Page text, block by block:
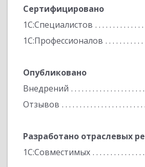
Сертифицировано
1С:Специалистов
1С:Профессионалов
Опубликовано
Внедрений
Отзывов
Разработано отраслевых
1С:Совместимых